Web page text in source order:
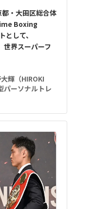
・大田区総合体
Boxing
して、
世界スーパーフ
輝（HIROKI
パーソナルトレ